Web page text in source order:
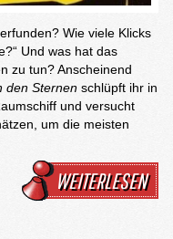
Wie viele Klicks
Und was hat das
zu tun? Anscheinend
den Sternen schlüpft ihr in
und versucht
um die meisten
WEITERLESEN